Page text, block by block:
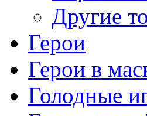
Другие
Герои
Герои в
Голодные